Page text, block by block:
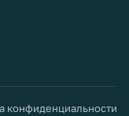
конфиденциальности